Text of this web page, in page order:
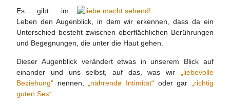
Es gibt im
Leben den Augenblick, in dem wir erkennen, dass da ein
Unterschied besteht zwischen oberflächlichen Berührungen
und Begegnungen, die unter die Haut gehen.
Dieser Augenblick verändert etwas in unserem Blick auf
einander und uns selbst, auf das, was wir
„liebevolle
Beziehung“ nennen, „nährende Intimität“ oder gar
„richtig
guten Sex“